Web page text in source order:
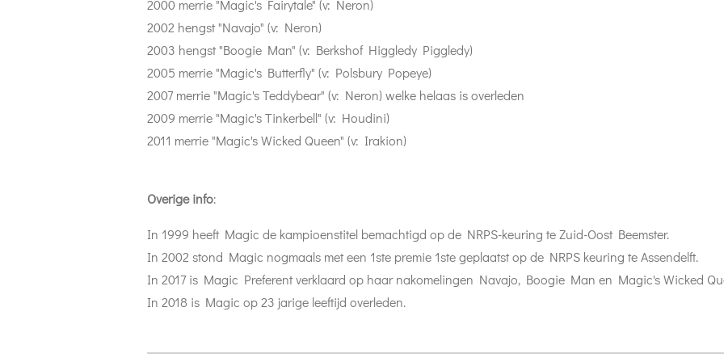
2000 merrie "Magic's Fairytale" (v: Neron)
2002 hengst "Navajo" (v: Neron)
2003 hengst "Boogie Man" (v: Berkshof Higgledy Piggledy)
2005 merrie "Magic's Butterfly" (v: Polsbury Popeye)
2007 merrie "Magic's Teddybear" (v: Neron) welke helaas is overleden
2009 merrie "Magic's Tinkerbell" (v: Houdini)
2011 merrie "Magic's Wicked Queen" (v: Irakion)
Overige info:
In 1999 heeft Magic de kampioenstitel bemachtigd op de NRPS-keuring te Zuid-Oost Beemster.
In 2002 stond Magic nogmaals met een 1ste premie 1ste geplaatst op de NRPS keuring te Assendelft.
In 2017 is Magic Preferent verklaard op haar nakomelingen Navajo, Boogie Man en Magic's Wicked
In 2018 is Magic op 23 jarige leeftijd overleden.